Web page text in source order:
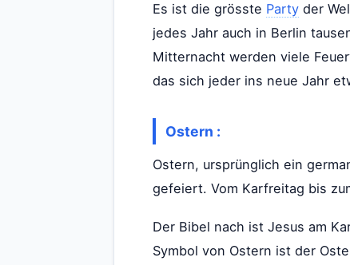
Es ist die grösste Party der
jedes Jahr auch in Berlin
Mitternacht werden viele
das sich jeder ins neue Jahr
Ostern :
Ostern, ursprünglich ein
gefeiert. Vom Karfreitag bis
Der Bibel nach ist Jesus am
Symbol von Ostern ist der